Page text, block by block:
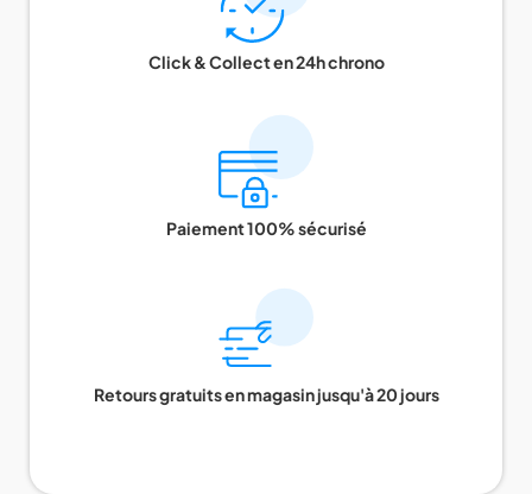
Click & Collect en 24h chrono
Paiement 100% sécurisé
Retours gratuits en magasin jusqu'à 20 jours